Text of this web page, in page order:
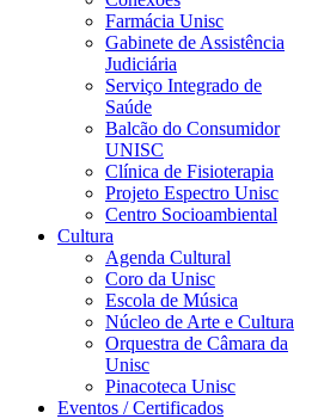
Farmácia Unisc
Gabinete de Assistência
Judiciária
Serviço Integrado de
Saúde
Balcão do Consumidor
UNISC
Clínica de Fisioterapia
Projeto Espectro Unisc
Centro Socioambiental
Cultura
Agenda Cultural
Coro da Unisc
Escola de Música
Núcleo de Arte e Cultura
Orquestra de Câmara da
Unisc
Pinacoteca Unisc
Eventos / Certificados